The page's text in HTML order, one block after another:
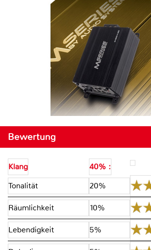
Bewertung
Klang
40% :
Tonalität
20%
Räumlichkeit 10%
Lebendigkeit 5%